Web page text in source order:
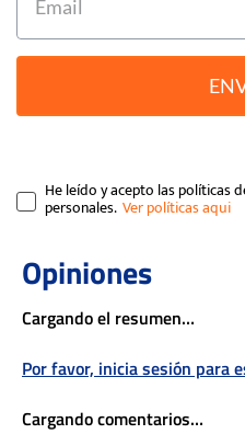
He leído y acepto las políticas
personales.
Cargando el resumen…
Por favor, inicia sesión para
Cargando comentarios…